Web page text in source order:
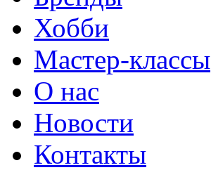
Хобби
Мастер-классы
О нас
Новости
Контакты